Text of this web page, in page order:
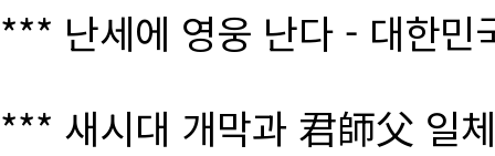
*** 난세에 영웅 난다 - 대한
*** 새시대 개막과 君師父 일